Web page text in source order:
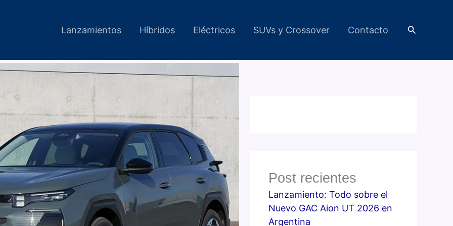
Lanzamientos Híbridos Eléctricos SUVs y Crossover Contacto Buscar
Post recientes
Lanzamiento: Todo sobre el
Nuevo GAC Aion UT 2026 en
Argentina